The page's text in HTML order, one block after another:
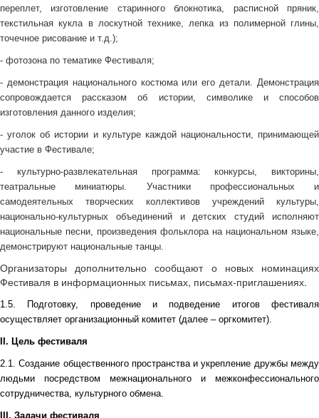
переплет, изготовление старинного блокнотика, расписной пряник,
текстильная кукла в лоскутной технике, лепка из полимерной глины,
точечное рисование и т.д.);
- фотозона по тематике Фестиваля;
- демонстрация национального костюма или его детали. Демонстрация
сопровождается рассказом об истории, символике и способов
изготовления данного изделия;
- уголок об истории и культуре каждой национальности, принимающей
участие в Фестивале;
- культурно-развлекательная программа: конкурсы, викторины,
театральные миниатюры. Участники профессиональных и
самодеятельных творческих коллективов учреждений культуры,
национально-культурных объединений и детских студий исполняют
национальные песни, произведения фольклора на национальном языке,
демонстрируют национальные танцы.
Организаторы дополнительно сообщают о новых номинациях
Фестиваля в информационных письмах, письмах-приглашениях.
1.5. Подготовку, проведение и подведение итогов фестиваля
осуществляет организационный комитет (далее – оргкомитет).
II. Цель фестиваля
2.1.Создание общественного пространства и укрепление дружбы между
людьми посредством межнационального и межконфессионального
сотрудничества, культурного обмена.
III. Задачи фестиваля